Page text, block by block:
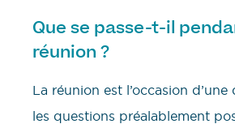
Que se passe-t-il
réunion ?
La réunion est l’occasion
les questions préalablement